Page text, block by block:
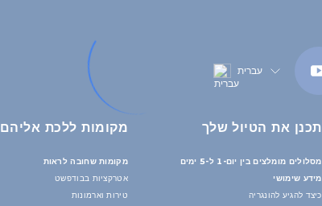
עברית
מקומות ללכת אליהם
מקומות שחובה לראות
אטרקציות בבודפשט
טירות וארמונות
תכנן את הטיול שלך
מסלולים מומלצים בין יום-1 ל-5 ימים
מידע שימושי
כיצד להגיע להונגריה